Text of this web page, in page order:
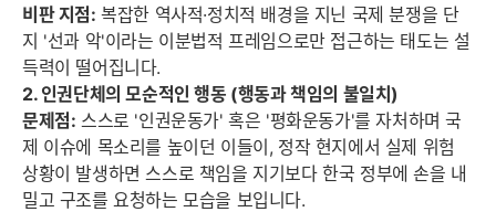
비판 지점: 복잡한 역사적·정치적 배경을 지닌 국제 분쟁을 단
지 '선과 악'이라는 이분법적 프레임으로만 접근하는 태도는 설
득력이 떨어집니다.
2. 인권단체의 모순적인 행동 (행동과 책임의 불일치)
문제점: 스스로 '인권운동가' 혹은 '평화운동가'를 자처하며 국
제 이슈에 목소리를 높이던 이들이, 정작 현지에서 실제 위험
상황이 발생하면 스스로 책임을 지기보다 한국 정부에 손을 내
밀고 구조를 요청하는 모습을 보입니다.